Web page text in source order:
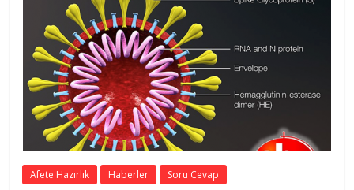
Afete Hazırlık Haberler Soru Cevap